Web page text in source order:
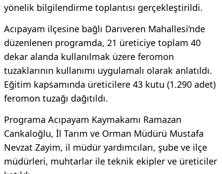
yönelik bilgilendirme toplantısı gerçekleştirildi.
Acıpayam ilçesine bağlı Darıveren Mahallesi’nde
düzenlenen programda, 21 üreticiye toplam 40
dekar alanda kullanılmak üzere feromon
tuzaklarının kullanımı uygulamalı olarak anlatıldı.
Eğitim kapsamında üreticilere 43 kutu (1.290 adet)
feromon tuzağı dağıtıldı.
Programa Acıpayam Kaymakamı Ramazan
Cankaloğlu, İl Tarım ve Orman Müdürü Mustafa
Nevzat Zayim, il müdür yardımcıları, şube ve ilçe
müdürleri, muhtarlar ile teknik ekipler ve üreticiler